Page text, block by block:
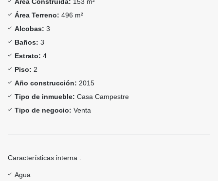
Área Terreno: 496 m²
Alcobas: 3
Baños: 3
Estrato: 4
Piso: 2
Año construcción: 2015
Tipo de inmueble: Casa Campestre
Tipo de negocio: Venta
Características interna :
Agua